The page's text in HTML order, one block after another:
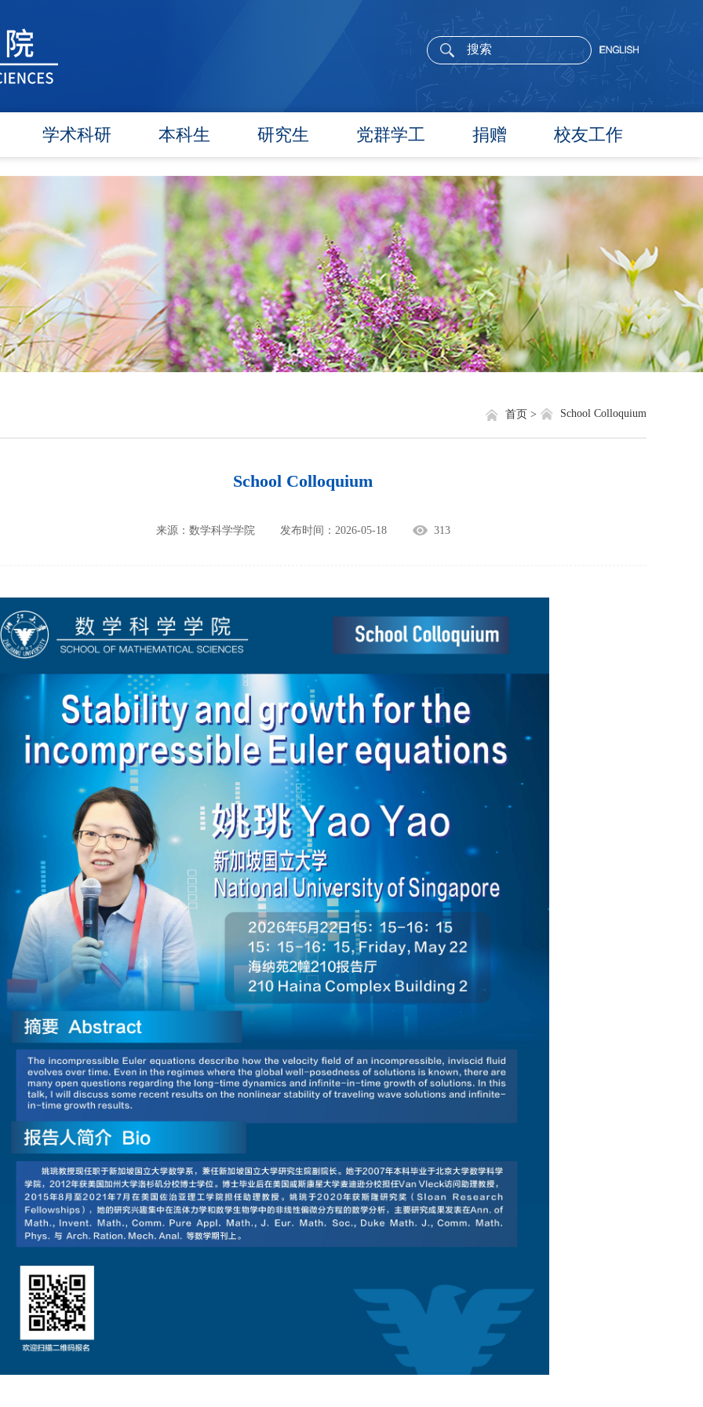
学术科研
学术团队
学术活动
信息公告
文件汇编
本科生
信息公告
教研动态
学籍管理
实践教学
对外交流
培养方案
研究生
信息公告
招生工作
培养工作
毕业学位
政策文件
党群学工
党委概况
党建工作
文件汇编
团学通知
团学新闻
就业信息
学生文件资料
规章制度
捐赠 校友工作
院长寄语
活动通告
校友新闻
校友风采
校友名录
相关网站链接
关于我们
School Colloquium
首页 >
School Colloquium
来源：数学科学学院 发布时间：2026-05-18 313